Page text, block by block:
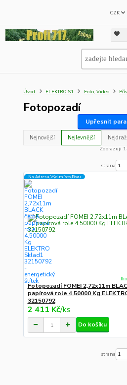
CZK
Úvod ELEKTRO S1 Foto, Video
Fotopozadí
Upřesnit
Nejnovější Nejlevnější
Zobrazuji
strana
Na Adresu,Výd.místo,Boxu
Fotopozadí FOMEI 2,72x11m
papírová role 4.50000 Kg
32150792
2 411 Kč/ks
Do košíku
strana